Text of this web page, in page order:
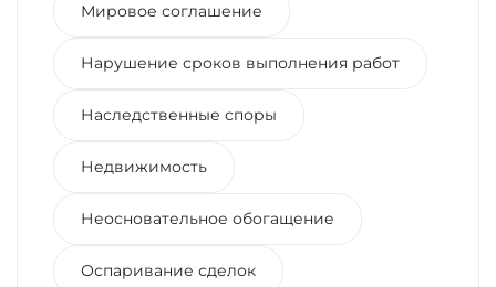
Мировое соглашение
Нарушение сроков выполнения работ
Наследственные споры
Недвижимость
Неосновательное обогащение
Оспаривание сделок